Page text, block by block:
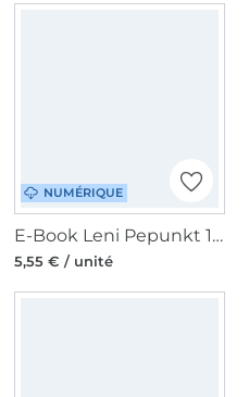
NUMÉRIQUE
E-Book Leni Pepunkt 139 MESSENGER.rucksack
5,55 € / unité